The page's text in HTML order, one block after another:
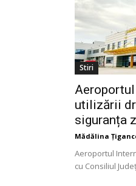
Stiri
utilizării
siguranța
Mădălina
Aeroportul
cu Consiliul